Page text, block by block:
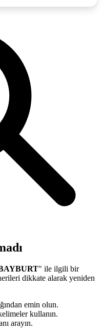
" ile ilgili bir
dikkate alarak yeniden
emin olun.
kullanın.
arayın.